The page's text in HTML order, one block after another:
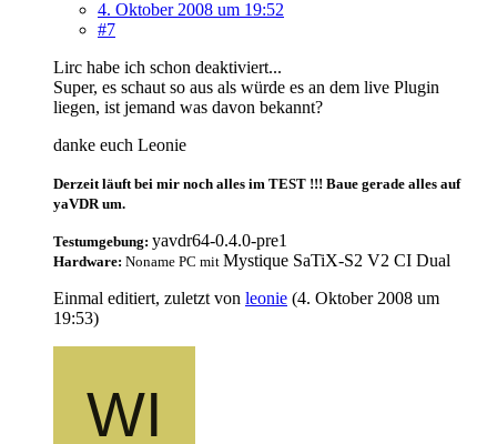
4. Oktober 2008 um 19:52
#7
Lirc habe ich schon deaktiviert...
Super, es schaut so aus als würde es an dem live Plugin
liegen, ist jemand was davon bekannt?
danke euch Leonie
Derzeit läuft bei mir noch alles im TEST !!! Baue gerade alles auf
yaVDR um.
Testumgebung: yavdr64-0.4.0-pre1
Hardware: Noname PC mit Mystique SaTiX-S2 V2 CI Dual
Einmal editiert, zuletzt von leonie (4. Oktober 2008 um
19:53)